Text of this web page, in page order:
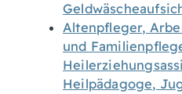
Altenpfleger,
und
Heilpädagoge,